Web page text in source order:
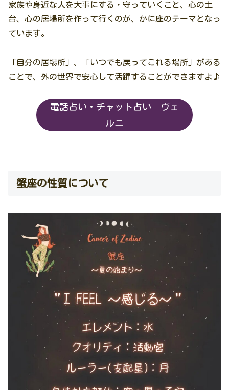
家族や身近な人を大事にする・守っていくこと、心の土
台、心の居場所を作って行くのが、かに座のテーマとなっ
ています。
「自分の居場所」、「いつでも戻ってこれる場所」がある
ことで、外の世界で安心して活躍することができますよ♪
電話占い・チャット占い ヴェ
ルニ
蟹座の性質について